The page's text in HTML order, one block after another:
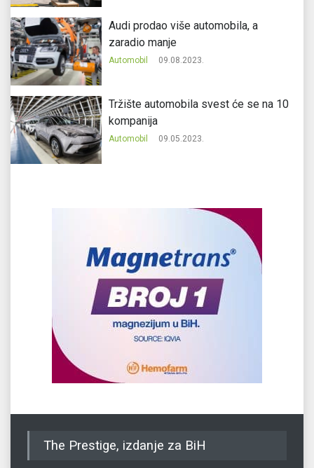
Audi prodao više automobila, a
zaradio manje
Automobil 09.08.2023.
Tržište automobila svest će se na 10
kompanija
Automobil 09.05.2023.
The Prestige, izdanje za BiH